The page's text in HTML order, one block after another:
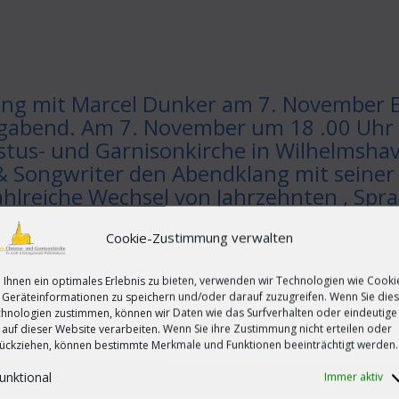
Cookie-Zustimmung verwalten
Ihnen ein optimales Erlebnis zu bieten, verwenden wir Technologien wie
Geräteinformationen zu speichern und/oder darauf zuzugreifen. Wenn Sie
zustimmen, können wir Daten wie das Surfverhalten oder eindeutige
auf dieser Website verarbeiten. Wenn Sie ihre Zustimmung nicht erteilen oder
können bestimmte Merkmale und Funktionen beeinträchtigt werden.
Immer aktiv
mit Marcel Dunker am 7. November
Am 7. November um 18 .00
und Garnisonkirche in
Songwriter den Abendklang mit
Wechsel von Jahrzehnten ,
"Venus", "Blowing in the Wind"
wie "Ein Kompliment" , "Star Wars"
Abend. Der Eintritt
ist ein Format, das sich aus Musik,
entstand.
am 7. November Einen toller Abendklang verspricht der
und Garnisonkirche in Wilhelmshaven. Mit Marcel